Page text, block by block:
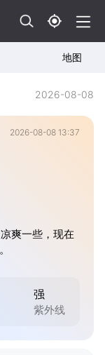
地图
2026-08-08
2026-08-08 13:37
爽一些，现在
强
紫外线